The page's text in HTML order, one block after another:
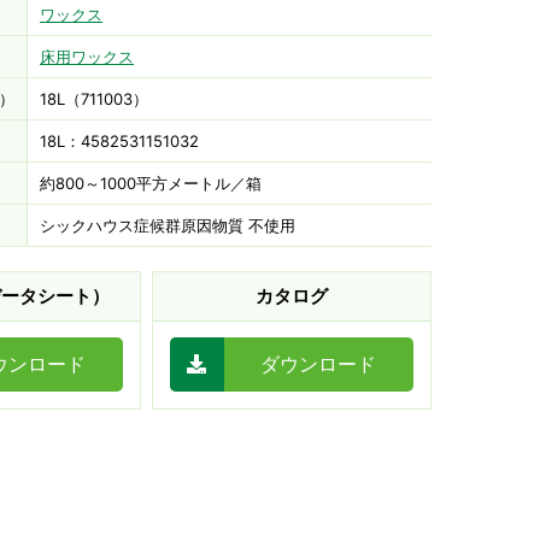
ワックス
床用ワックス
18L（711003）
18L：4582531151032
約800～1000平方メートル／箱
シックハウス症候群原因物質 不使用
タシート）
ンロード
カタログ
ダウンロード